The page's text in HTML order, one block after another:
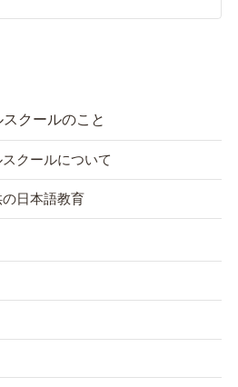
クールのこと
クールについて
日本語教育